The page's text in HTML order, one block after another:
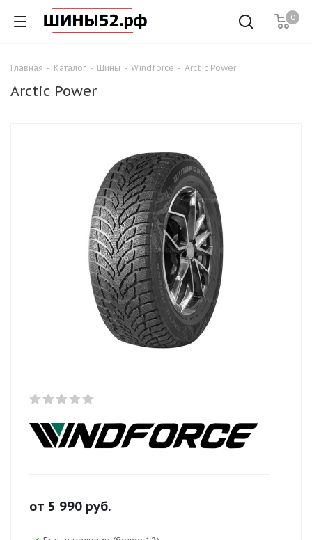
0
Главная - Каталог - Шины - Windforce - Arctic Power
Arctic Power
от 5 990 руб.